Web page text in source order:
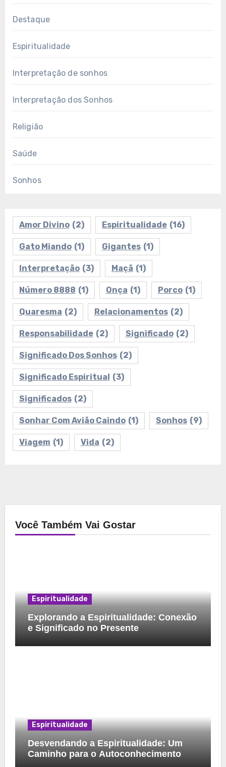
Destaque
Espiritualidade
Interpretação de sonhos
Interpretação dos Sonhos
Religião
Saúde
Sonhos
Amor Divino (2) Espiritualidade (16)
Gato Miando (1) Gigantes (1)
Interpretação (3) Maçã (1)
Número 8888 (1) Onça (1) Porco (1)
Quaresma (2) Relacionamentos (2)
Responsabilidade (2) Significado (2)
Significado Dos Sonhos (2)
Significado Espiritual (3)
Significados (2)
Sonhar Com Avião Caindo (1) Sonhos (9)
Viagem (1) Vida (2)
Você Também Vai Gostar
Espiritualidade
Explorando a Espiritualidade: Conexão
e Significado no Presente
Espiritualidade
Desvendando a Espiritualidade: Um
Caminho para o Autoconhecimento